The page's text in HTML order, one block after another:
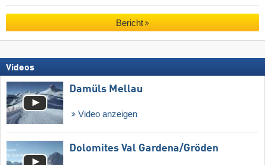
Bericht
Videos
Damüls Mellau
Video anzeigen
Dolomites Val Gardena/​Gröden